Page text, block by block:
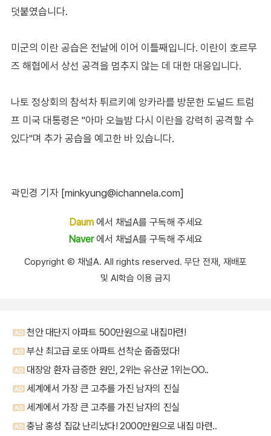
덧붙였습니다.
미군의 이란 공습은 전날에 이어 이틀째입니다. 이란이 호르무
즈 해협에서 상선 공격을 멈추지 않는 데 대한 대응입니다.
나토 정상회의 참석차 튀르키예 앙카라를 방문한 도널드 트럼
프 미국 대통령은 "아마 오늘밤 다시 이란을 강력히 공격할 수
있다"며 추가 공습을 예고한 바 있습니다.
곽민경 기자 [minkyung@ichannela.com]
Daum에서 채널A를 구독해 주세요
Naver에서 채널A를 구독해 주세요
Copyright Ⓒ 채널A. All rights reserved. 무단 전재, 재배포
및 AI학습 이용 금지